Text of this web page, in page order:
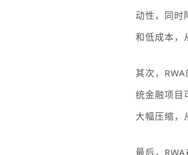
动性，同时
和低成本，
其次， RWA
统金融项目
大幅压缩，
最后， RWA